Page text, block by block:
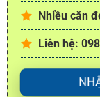
Nhiều căn
Liên hệ: